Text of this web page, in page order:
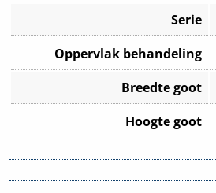
Serie
Oppervlak behandeling
Breedte goot
Hoogte goot
Hulpstuk